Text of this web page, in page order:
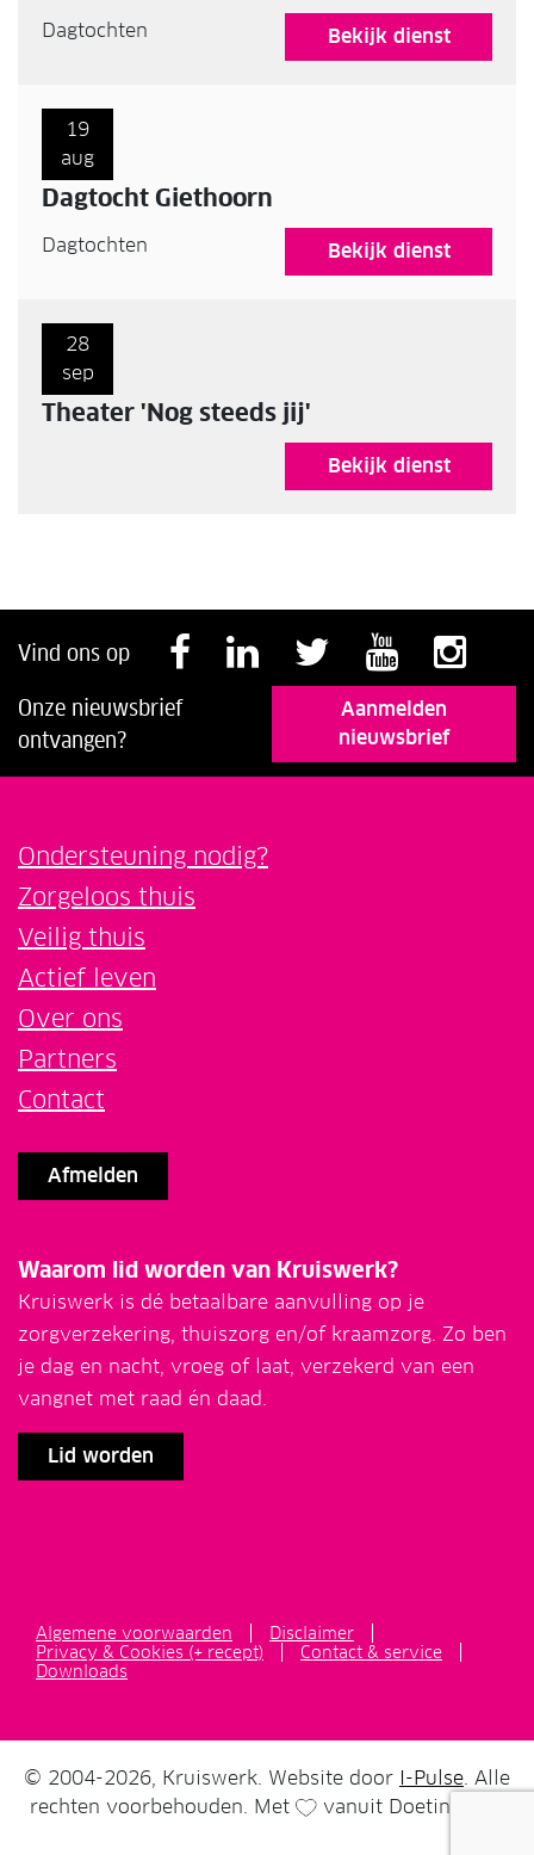
Dagtochten Bekijk dienst
19
aug
Dagtocht Giethoorn
Dagtochten Bekijk dienst
28
sep
Theater 'Nog steeds jij'
Bekijk dienst
Vind ons op Volg ons op
Volg ons op
Volg ons
Volg
Onze nieuwsbrief
ontvangen?
Aanmelden
nieuwsbrief
Ondersteuning nodig?
Zorgeloos thuis
Veilig thuis
Actief leven
Over ons
Partners
Contact
Afmelden
Waarom lid worden van Kruiswerk?
Kruiswerk is dé betaalbare aanvulling op je
zorgverzekering, thuiszorg en/of kraamzorg. Zo ben
je dag en nacht, vroeg of laat, verzekerd van een
vangnet met raad én daad.
Lid worden
Algemene voorwaarden
Disclaimer
Privacy & Cookies (+ recept)
Contact & service
Downloads
© 2004-2026, Kruiswerk. Website door I-Pulse. Alle
rechten voorbehouden. Met
vanuit Doetinchem.